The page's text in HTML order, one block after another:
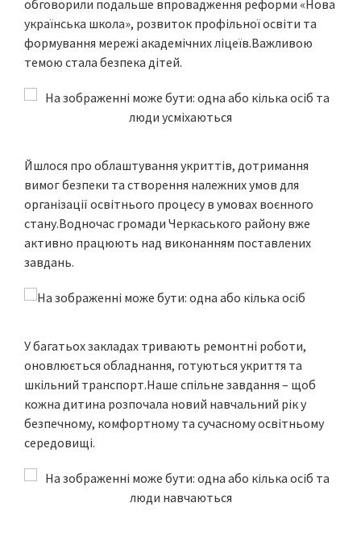
обговорили подальше впровадження реформи «Нова
українська школа», розвиток профільної освіти та
формування мережі академічних ліцеїв.Важливою
темою стала безпека дітей.
Йшлося про облаштування укриттів, дотримання
вимог безпеки та створення належних умов для
організації освітнього процесу в умовах воєнного
стану.Водночас громади Черкаського району вже
активно працюють над виконанням поставлених
завдань.
У багатьох закладах тривають ремонтні роботи,
оновлюється обладнання, готуються укриття та
шкільний транспорт.Наше спільне завдання – щоб
кожна дитина розпочала новий навчальний рік у
безпечному, комфортному та сучасному освітньому
середовищі.